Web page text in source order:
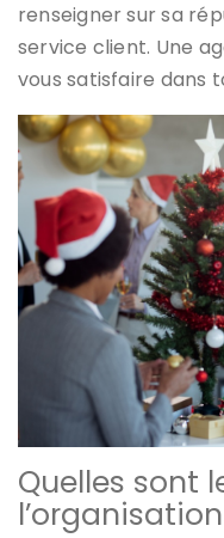
renseigner sur sa
service client. Une
vous satisfaire dans
Quelles sont